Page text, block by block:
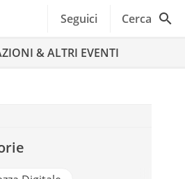
Seguici Cerca
& ALTRI EVENTI